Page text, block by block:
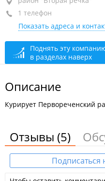
2-й этаж, оф. 5
+7 (423) 236-14-97
круглосуточно
1 телефон
Показать адреса и
Поднять эту
в разделах наверх
Описание
Курирует Первореченский
Отзывы (5)
Подписаться